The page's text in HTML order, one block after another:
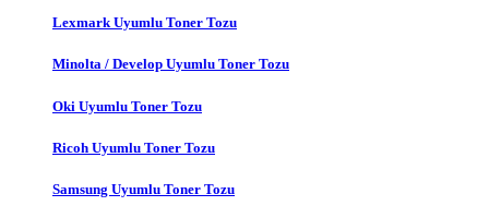
Lexmark Uyumlu Toner Tozu
Minolta / Develop Uyumlu Toner Tozu
Oki Uyumlu Toner Tozu
Ricoh Uyumlu Toner Tozu
Samsung Uyumlu Toner Tozu